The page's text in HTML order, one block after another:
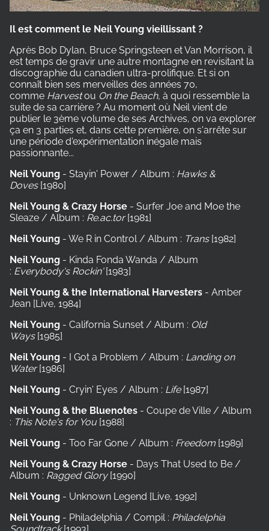
Il est comment le Neil Young vieillissant ?
Après Bob Dylan, Bruce Springsteen et Van Morrison, il
est temps de gravir une autre montagne en revisitant la
discographie du canadien ultra-prolifique. Et si on
connaît bien ses merveilles des années 70,
comme Harvestou On the Beach, à quoi ressemble la
suite de sa carrière ? Au moment où Neil vient de
publier le 3ème volume de ses Archives, on va explorer
ça en 3 parties et, dans cette première, on s'arrête sur
une période d'expérimentation inégale mais
passionnante...
Neil Young - Stayin' Power / Album : Hawks &
Doves [1980]
Neil Young & Crazy Horse - Surfer Joe and Moe the
Sleaze / Album : Re.ac.tor [1981]
Neil Young - We R in Control / Album : Trans [1982]
Neil Young - Kinda Fonda Wanda / Album
: Everybody's Rockin' [1983]
Neil Young & the International Harvesters - Amber
Jean [Live, 1984]
Neil Young - California Sunset / Album : Old
Ways [1985]
Neil Young - I Got a Problem / Album : Landing on
Water [1986]
Neil Young - Cryin' Eyes / Album : Life [1987]
Neil Young & the Bluenotes - Coupe de Ville / Album
: This Note's for You [1988]
Neil Young - Too Far Gone / Album : Freedom [1989]
Neil Young & Crazy Horse - Days That Used to Be /
Album : Ragged Glory [1990]
Neil Young - Unknown Legend [Live, 1992]
Neil Young - Philadelphia / Compil : Philadelphia